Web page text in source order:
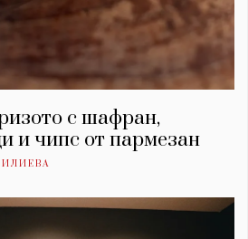
с шафран,
и чипс от пармезан